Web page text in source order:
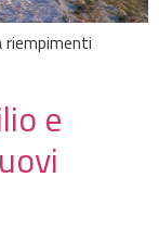
e